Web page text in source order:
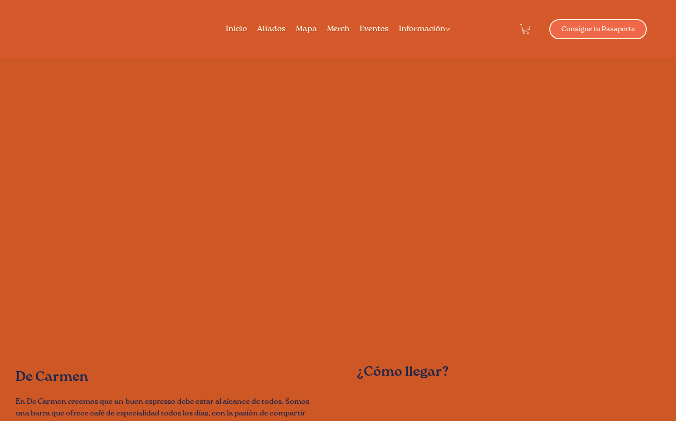
Inicio Aliados Mapa Merch Eventos Información Consigue tu Pasaporte
¿Cómo llegar?
De Carmen
En De Carmen creemos que un buen espresso debe estar al alcance de todos. Somos
una barra que ofrece café de especialidad todos los días, con la pasión de compartir